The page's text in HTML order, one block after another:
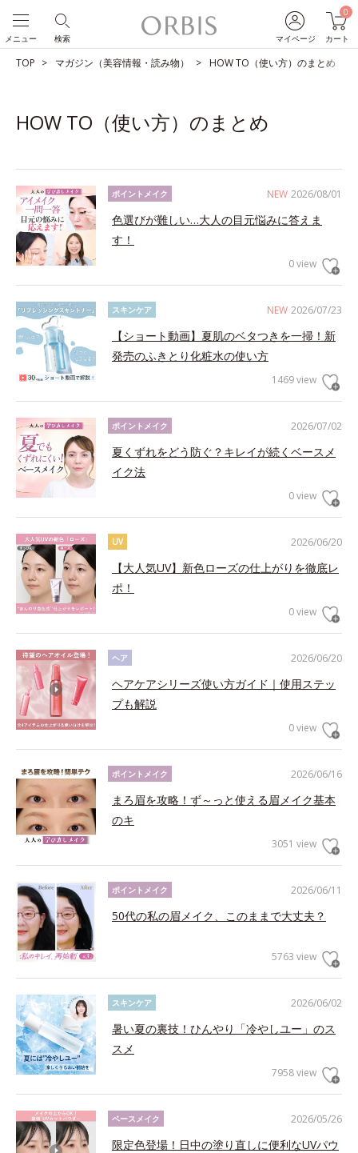
マイページ
0
カート
検索
メニュー
TOP マガジン（美容情報・読み物） HOW TO（使い方）のまとめ
HOW TO（使い方）のまとめ
NEW 2026/08/01
ポイントメイク
色選びが難しい…大人の目元悩みに答えま
す！
0 view
NEW 2026/07/23
スキンケア
【ショート動画】夏肌のベタつきを一掃！新
発売のふきとり化粧水の使い方
1469 view
2026/07/02
ポイントメイク
夏くずれをどう防ぐ？キレイが続くベースメ
イク法
0 view
2026/06/20
UV
【大人気UV】新色ローズの仕上がりを徹底レ
ポ！
0 view
2026/06/20
ヘア
ヘアケアシリーズ使い方ガイド｜使用ステッ
プも解説
0 view
2026/06/16
ポイントメイク
まろ眉を攻略！ず～っと使える眉メイク基本
のキ
3051 view
2026/06/11
ポイントメイク
50代の私の眉メイク、このままで大丈夫？
5763 view
2026/06/02
スキンケア
暑い夏の裏技！ひんやり「冷やしユー」のス
スメ
7958 view
2026/05/26
ベースメイク
限定色登場！日中の塗り直しに便利なUVパウ